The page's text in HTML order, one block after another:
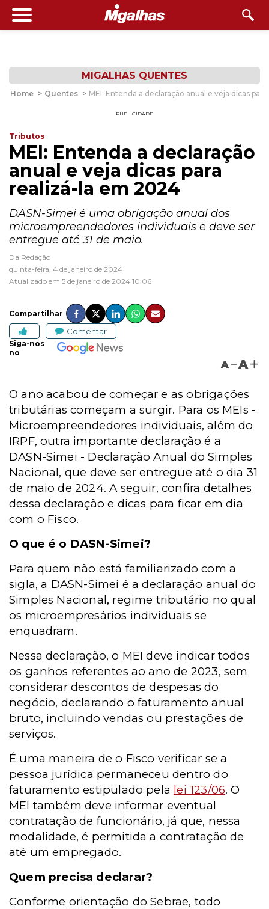
MIGALHAS QUENTES
Home > Quentes > MEI: Entenda a declaração anual e veja dicas
PUBLICIDADE
Tributos
MEI: Entenda a declaração
anual e veja dicas para
realizá-la em 2024
DASN-Simei é uma obrigação anual dos
microempreendedores individuais e deve ser
entregue até 31 de maio.
Da Redação
quinta-feira, 4 de janeiro de 2024
Atualizado em 5 de janeiro de 2024 10:06
Compartilhar
Comentar
Siga-nos
no
A A
O ano acabou de começar e as obrigações
tributárias começam a surgir. Para os MEIs -
Microempreendedores individuais, além do
IRPF, outra importante declaração é a
DASN-Simei - Declaração Anual do Simples
Nacional, que deve ser entregue até o dia 31
de maio de 2024. A seguir, confira detalhes
dessa declaração e dicas para ficar em dia
com o Fisco.
O que é o DASN-Simei?
Para quem não está familiarizado com a
sigla, a DASN-Simei é a declaração anual do
Simples Nacional, regime tributário no qual
os microempresários individuais se
enquadram.
Nessa declaração, o MEI deve indicar todos
os ganhos referentes ao ano de 2023, sem
considerar descontos de despesas do
negócio, declarando o faturamento anual
bruto, incluindo vendas ou prestações de
serviços.
É uma maneira de o Fisco verificar se a
pessoa jurídica permaneceu dentro do
faturamento estipulado pela lei 123/06.O
MEI também deve informar eventual
contratação de funcionário, já que, nessa
modalidade, é permitida a contratação de
até um empregado.
Quem precisa declarar?
Conforme orientação do Sebrae, todo